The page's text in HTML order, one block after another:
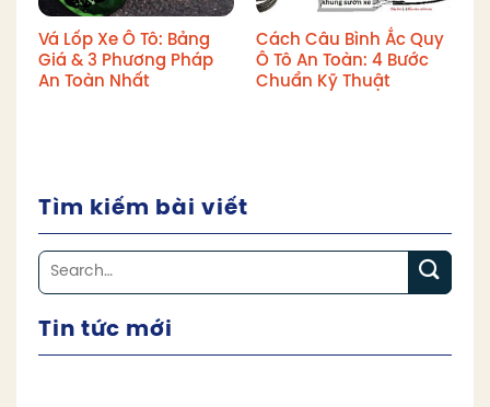
Vá Lốp Xe Ô Tô: Bảng
Giá & 3 Phương Pháp
An Toàn Nhất
Cách Câu Bình Ắc Quy
Ô Tô An Toàn: 4 Bước
Chuẩn Kỹ Thuật
Tìm kiếm bài viết
Tin tức mới